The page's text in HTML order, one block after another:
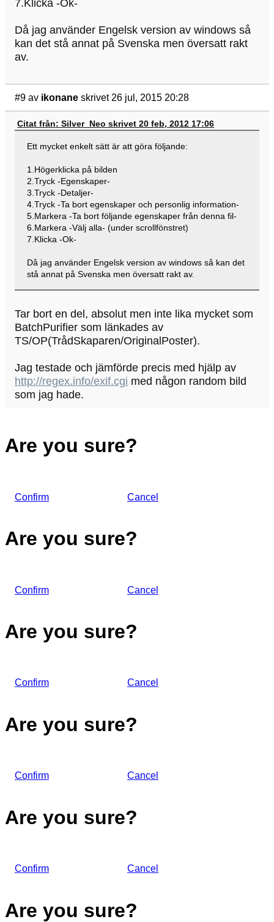
7.Klicka -Ok-
Då jag använder Engelsk version av windows så
kan det stå annat på Svenska men översatt rakt
av.
#9 av ikonane skrivet 26 jul, 2015 20:28
Citat från: Silver_Neo skrivet 20 feb, 2012 17:06
Ett mycket enkelt sätt är att göra följande:
1.Högerklicka på bilden
2.Tryck -Egenskaper-
3.Tryck -Detaljer-
4.Tryck -Ta bort egenskaper och personlig information-
5.Markera -Ta bort följande egenskaper från denna fil-
6.Markera -Välj alla- (under scrollfönstret)
7.Klicka -Ok-
Då jag använder Engelsk version av windows så kan det
stå annat på Svenska men översatt rakt av.
Tar bort en del, absolut men inte lika mycket som
BatchPurifier som länkades av
TS/OP(TrådSkaparen/OriginalPoster).
Jag testade och jämförde precis med hjälp av
http://regex.info/exif.cgi med någon random bild
som jag hade.
Are you sure?
Confirm Cancel
Are you sure?
Confirm Cancel
Are you sure?
Confirm Cancel
Are you sure?
Confirm Cancel
Are you sure?
Confirm Cancel
Are you sure?